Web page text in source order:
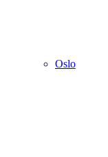
Oslo